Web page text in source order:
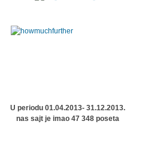
U periodu 01.04.2013- 31.12.2013.
nas sajt je imao 47 348 poseta